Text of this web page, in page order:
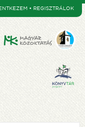
• REGISZTRÁLOK